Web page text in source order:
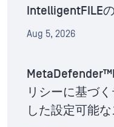
IntelligentFILE
Aug 5, 2026
リシーに基づ
した設定可能